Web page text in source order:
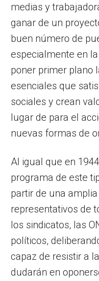
medias y
ganar de un
buen número de
especialmente en
poner primer plano
esenciales que
sociales y crean
lugar de para el
nuevas formas de
Al igual que en
programa de este
partir de una
representativos de
los sindicatos, las
políticos,
capaz de resistir a
dudarán en